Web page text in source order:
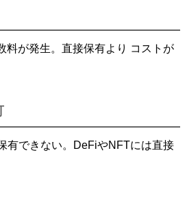
料が発生。直接保有より コストが
有できない。DeFiやNFTには直接